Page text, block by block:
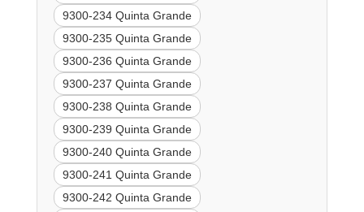
9300-234 Quinta Grande
9300-235 Quinta Grande
9300-236 Quinta Grande
9300-237 Quinta Grande
9300-238 Quinta Grande
9300-239 Quinta Grande
9300-240 Quinta Grande
9300-241 Quinta Grande
9300-242 Quinta Grande